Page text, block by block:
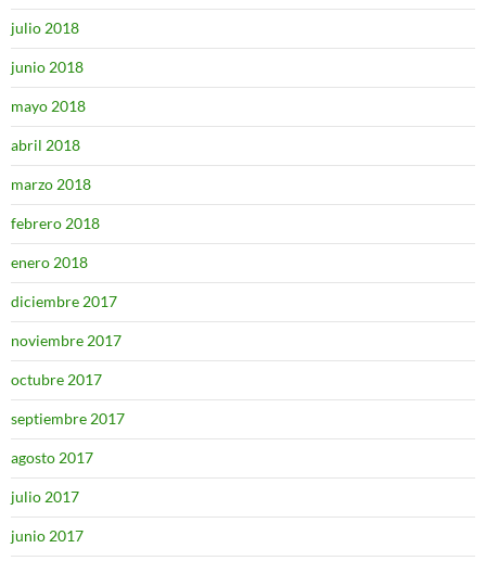
julio 2018
junio 2018
mayo 2018
abril 2018
marzo 2018
febrero 2018
enero 2018
diciembre 2017
noviembre 2017
octubre 2017
septiembre 2017
agosto 2017
julio 2017
junio 2017